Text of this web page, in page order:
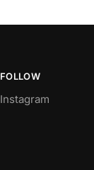
FOLLOW
Instagram